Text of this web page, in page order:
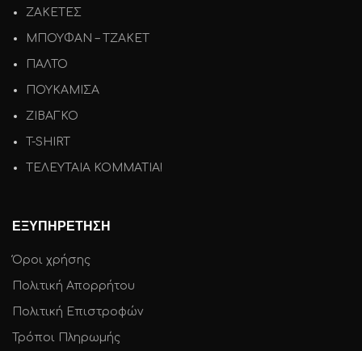
ΖΑΚΕΤΕΣ
ΜΠΟΥΦΑΝ – ΤΖΑΚΕΤ
ΠΑΛΤΟ
ΠΟΥΚΑΜΙΣΑ
ΖΙΒΑΓΚΟ
T-SHIRT
ΤΕΛΕΥΤΑΙΑ ΚΟΜΜΑΤΙΑ!
ΕΞΥΠΗΡΕΤΗΣΗ
Όροι χρήσης
Πολιτική Απορρήτου
Πολιτική Επιστροφών
Τρόποι Πληρωμής